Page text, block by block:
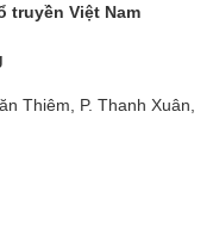
truyền Việt Nam
Thiêm, P. Thanh Xuân,